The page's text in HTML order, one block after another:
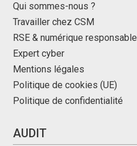
Qui sommes-nous ?
Travailler chez CSM
RSE & numérique responsable
Expert cyber
Mentions légales
Politique de cookies (UE)
Politique de confidentialité
AUDIT